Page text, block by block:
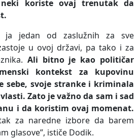
koriste ovaj trenutak da
ja jedan od zaslužnih za sve
u ovoj državi, pa tako i za
Ali bitno je kao političar
kontekst za kupovinu
sebe, svoje stranke i kriminala
Zato je važno da sam i sad
i da koristim ovaj momenat.
za naredne izbore da barem
glasove”, ističe Dodik.